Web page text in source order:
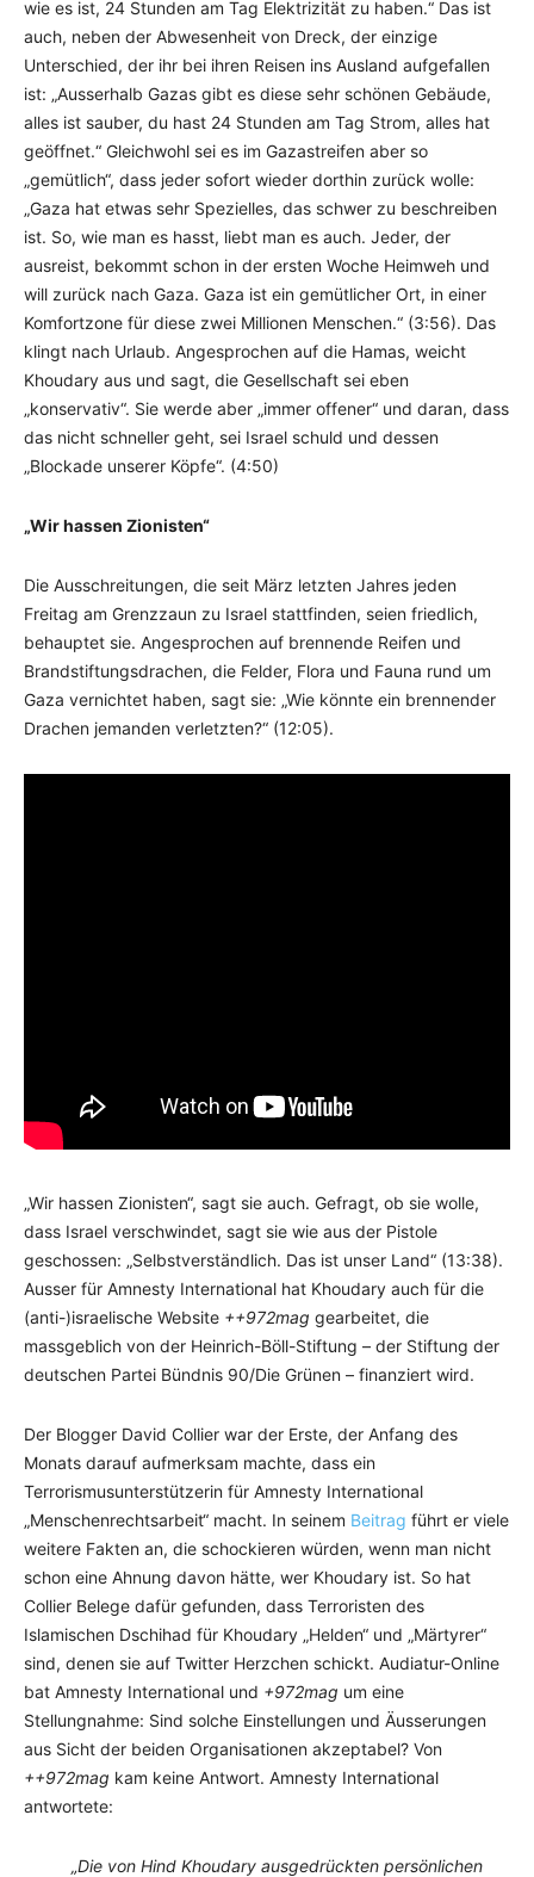
wie es ist, 24 Stunden am Tag Elektrizität zu haben.“ Das ist
auch, neben der Abwesenheit von Dreck, der einzige
Unterschied, der ihr bei ihren Reisen ins Ausland aufgefallen
ist: „Ausserhalb Gazas gibt es diese sehr schönen Gebäude,
alles ist sauber, du hast 24 Stunden am Tag Strom, alles hat
geöffnet.“ Gleichwohl sei es im Gazastreifen aber so
„gemütlich“, dass jeder sofort wieder dorthin zurück wolle:
„Gaza hat etwas sehr Spezielles, das schwer zu beschreiben
ist. So, wie man es hasst, liebt man es auch. Jeder, der
ausreist, bekommt schon in der ersten Woche Heimweh und
will zurück nach Gaza. Gaza ist ein gemütlicher Ort, in einer
Komfortzone für diese zwei Millionen Menschen.“ (3:56). Das
klingt nach Urlaub. Angesprochen auf die Hamas, weicht
Khoudary aus und sagt, die Gesellschaft sei eben
„konservativ“. Sie werde aber „immer offener“ und daran, dass
das nicht schneller geht, sei Israel schuld und dessen
„Blockade unserer Köpfe“. (4:50)
„Wir hassen Zionisten“
Die Ausschreitungen, die seit März letzten Jahres jeden
Freitag am Grenzzaun zu Israel stattfinden, seien friedlich,
behauptet sie. Angesprochen auf brennende Reifen und
Brandstiftungsdrachen, die Felder, Flora und Fauna rund um
Gaza vernichtet haben, sagt sie: „Wie könnte ein brennender
Drachen jemanden verletzten?“ (12:05).
„Wir hassen Zionisten“, sagt sie auch. Gefragt, ob sie wolle,
dass Israel verschwindet, sagt sie wie aus der Pistole
geschossen: „Selbstverständlich. Das ist unser Land“ (13:38).
Ausser für Amnesty International hat Khoudary auch für die
(anti-)israelische Website ++972mag gearbeitet, die
massgeblich von der Heinrich-Böll-Stiftung – der Stiftung der
deutschen Partei Bündnis 90/Die Grünen – finanziert wird.
Der Blogger David Collier war der Erste, der Anfang des
Monats darauf aufmerksam machte, dass ein
Terrorismusunterstützerin für Amnesty International
„Menschenrechtsarbeit“ macht. In seinem Beitrag führt er viele
weitere Fakten an, die schockieren würden, wenn man nicht
schon eine Ahnung davon hätte, wer Khoudary ist. So hat
Collier Belege dafür gefunden, dass Terroristen des
Islamischen Dschihad für Khoudary „Helden“ und „Märtyrer“
sind, denen sie auf Twitter Herzchen schickt. Audiatur-Online
bat Amnesty International und +972mag um eine
Stellungnahme: Sind solche Einstellungen und Äusserungen
aus Sicht der beiden Organisationen akzeptabel? Von
++972mag kam keine Antwort. Amnesty International
antwortete:
„Die von Hind Khoudary ausgedrückten persönlichen